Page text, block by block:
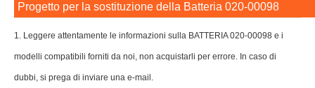
Progetto per la sostituzione della Batteria 020-00098
1. Leggere attentamente le informazioni sulla BATTERIA 020-00098 e i
modelli compatibili forniti da noi, non acquistarli per errore. In caso di
dubbi, si prega di inviare una e-mail.